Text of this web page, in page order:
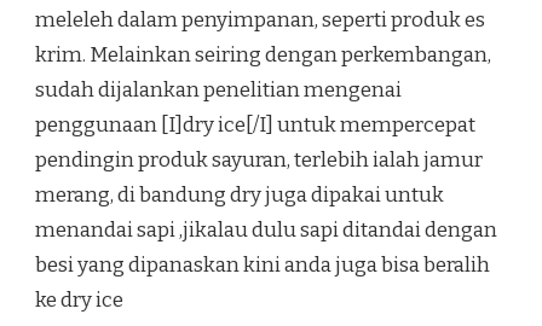
meleleh dalam penyimpanan, seperti produk es
krim. Melainkan seiring dengan perkembangan,
sudah dijalankan penelitian mengenai
penggunaan [I]dry ice[/I] untuk mempercepat
pendingin produk sayuran, terlebih ialah jamur
merang, di bandung dry juga dipakai untuk
menandai sapi ,jikalau dulu sapi ditandai dengan
besi yang dipanaskan kini anda juga bisa beralih
ke dry ice